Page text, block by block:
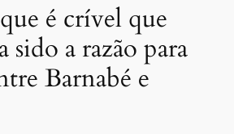
é crível que
sido a razão para
Barnabé e